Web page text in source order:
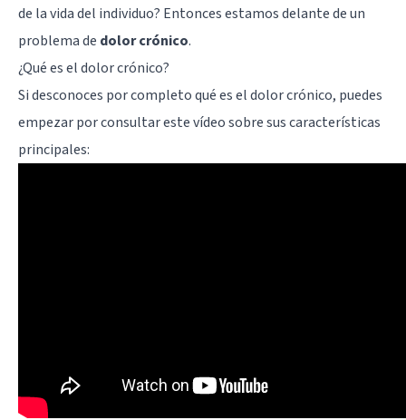
de la vida del individuo? Entonces estamos delante de un
problema de dolor crónico.
¿Qué es el dolor crónico?
Si desconoces por completo qué es el dolor crónico, puedes
empezar por consultar este vídeo sobre sus características
principales: